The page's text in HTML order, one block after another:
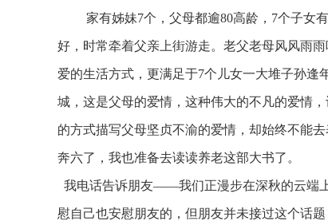
家有姊妹7个，父母都逾80高龄，7个子女有
好，时常牵着父亲上街游走。老父老母风风雨
爱的生活方式，更满足于7个儿女一大堆子孙逢
城，这是父母的爱情，这种伟大的不凡的爱情
的方式描写父母坚贞不渝的爱情，却始终不能
奔六了，我也准备去读读养老这部大书了。
我电话告诉朋友——我们正漫步在深秋的云端
慰自己也安慰朋友的，但朋友并未接过这个话